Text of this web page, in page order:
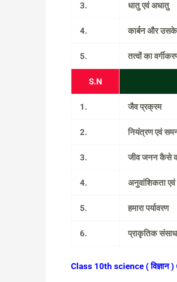
3. धातु एवं अधातु
4. कार्बन और उसके
5. तत्वों का
S.N
1. जैव प्रक्रम
2. नियंत्रण एवं
3. जीव जनन कैसे
4. अनुवांशिकता
5. हमारा पर्यावरण
6. प्राकृतिक
Class 10th science ( विज्ञान